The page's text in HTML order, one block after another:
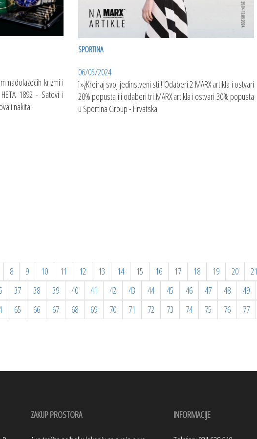
nadolazećih krizmi i
1892 - Satovi i
i nakita!
SPORTINA
06/05/2024
ï»¿Kreiraj svoj jedinstveni stil! Odaberi 2 MARX artikla i ostvari
20% popusta ili odaberi tri MARX artikla i ostvari 30% popusta
u Sportina Group - Hrvatska
8 9 10 11 12 13 14 15 16 17 18 19 20 21
37 38 39 40 41 42 43 44 45 46 47 48 49
65 66 67 68 69 70 71 72 73 74 75 76 77
ZAKUP PROSTORA INFORMACIJE